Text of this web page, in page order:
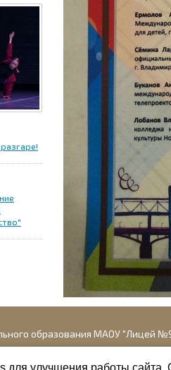
образования МАОУ "Лицей
улучшения работы сайта.